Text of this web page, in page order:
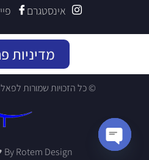
אינסטגרם
מדיניות
© כל הזכויות שמורות
By Rotem Design Open chaty